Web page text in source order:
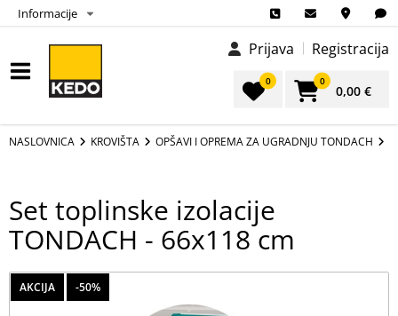
Informacije
Prijava Registracija
0 0
0,00 €
NASLOVNICA KROVIŠTA OPŠAVI I OPREMA ZA UGRADNJU TONDACH
Set toplinske izolacije
TONDACH - 66x118 cm
AKCIJA -50%